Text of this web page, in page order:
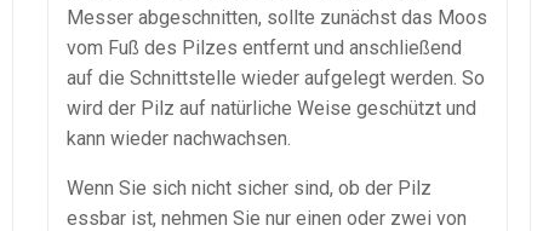
Messer abgeschnitten, sollte zunächst das Moos
vom Fuß des Pilzes entfernt und anschließend
auf die Schnittstelle wieder aufgelegt werden. So
wird der Pilz auf natürliche Weise geschützt und
kann wieder nachwachsen.
Wenn Sie sich nicht sicher sind, ob der Pilz
essbar ist, nehmen Sie nur einen oder zwei von